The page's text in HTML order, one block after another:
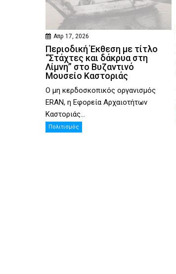
Απρ 17, 2026
Περιοδική Έκθεση με τίτλο
“Στάχτες και δάκρυα στη
Λίμνη” στο Βυζαντινό
Μουσείο Καστοριάς
Ο μη κερδοσκοπικός οργανισμός
ERAN, η Εφορεία Αρχαιοτήτων
Καστοριάς...
Πολιτισμός